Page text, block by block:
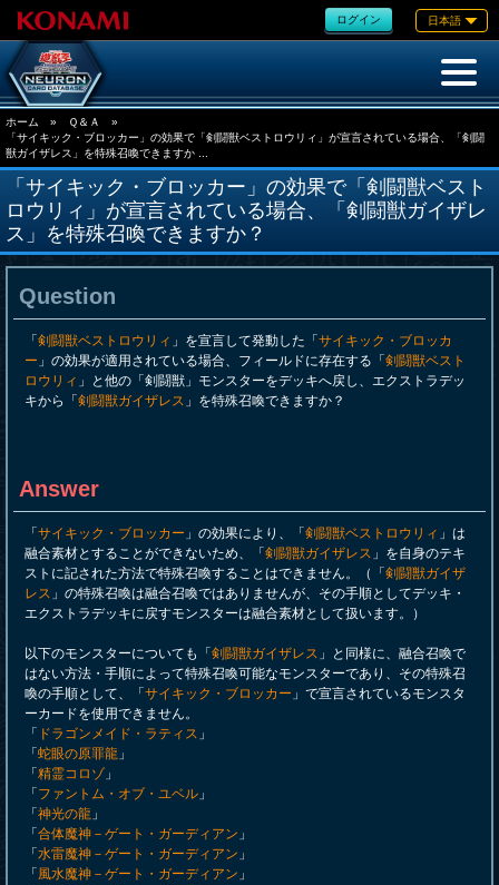
ログイン 日本語
ホーム » Ｑ＆Ａ
»
「サイキック・ブロッカー」の効果で「剣闘獣ベストロウリィ」が宣言されている場合、「剣闘
獣ガイザレス」を特殊召喚できますか ...
「サイキック・ブロッカー」の効果で「剣闘獣ベスト
ロウリィ」が宣言されている場合、「剣闘獣ガイザレ
ス」を特殊召喚できますか？
Question
「 剣闘獣ベストロウリィ 」を宣言して発動した「 サイキック・ブロッカ
ー 」の効果が適用されている場合、フィールドに存在する「 剣闘獣ベスト
ロウリィ 」と他の「剣闘獣」モンスターをデッキへ戻し、エクストラデッ
キから「 剣闘獣ガイザレス 」を特殊召喚できますか？
Answer
「 サイキック・ブロッカー 」の効果により、「 剣闘獣ベストロウリィ 」は
融合素材とすることができないため、「 剣闘獣ガイザレス 」を自身のテキ
ストに記された方法で特殊召喚することはできません。（「 剣闘獣ガイザ
レス 」の特殊召喚は融合召喚ではありませんが、その手順としてデッキ・
エクストラデッキに戻すモンスターは融合素材として扱います。）
以下のモンスターについても「 剣闘獣ガイザレス 」と同様に、融合召喚で
はない方法・手順によって特殊召喚可能なモンスターであり、その特殊召
喚の手順として、「 サイキック・ブロッカー 」で宣言されているモンスタ
ーカードを使用できません。
「 ドラゴンメイド・ラティス 」
「 蛇眼の原罪龍 」
「 精霊コロゾ」
「 ファントム・オブ・ユベル 」
「 神光の龍 」
「 合体魔神－ゲート・ガーディアン 」
「 水雷魔神－ゲート・ガーディアン 」
「 風水魔神－ゲート・ガーディアン 」